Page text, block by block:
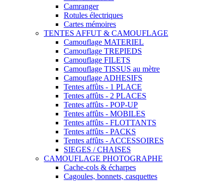
Camranger
Rotules électriques
Cartes mémoires
TENTES AFFUT & CAMOUFLAGE
Camouflage MATERIEL
Camouflage TREPIEDS
Camouflage FILETS
Camouflage TISSUS au mètre
Camouflage ADHESIFS
Tentes affûts - 1 PLACE
Tentes affûts - 2 PLACES
Tentes affûts - POP-UP
Tentes affûts - MOBILES
Tentes affûts - FLOTTANTS
Tentes affûts - PACKS
Tentes affûts - ACCESSOIRES
SIEGES / CHAISES
CAMOUFLAGE PHOTOGRAPHE
Cache-cols & écharpes
Cagoules, bonnets, casquettes